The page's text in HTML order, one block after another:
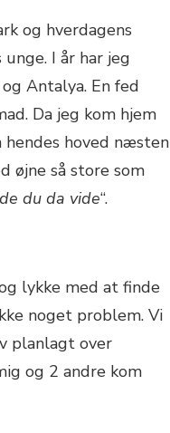
og hverdagens
I år har jeg
Antalya. En fed
Da jeg kom hjem
hoved næsten
øjne så store som
du da vide“.
lykke med at finde
noget problem. Vi
planlagt over
og 2 andre kom